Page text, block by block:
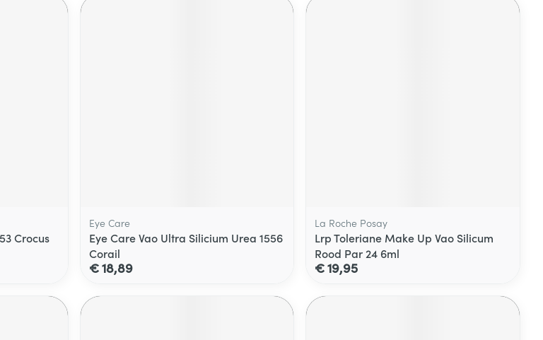
Crocus
Eye Care
Eye Care Vao Ultra Silicium Urea 1556
Corail
€ 18,89
La Roche Posay
Lrp Toleriane Make Up Vao Silicum
Rood Par 24 6ml
€ 19,95